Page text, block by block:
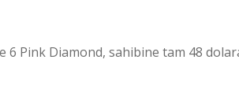
6 Pink Diamond, sahibine tam 48